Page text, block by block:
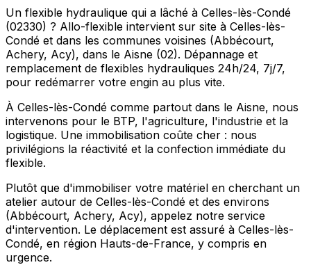
Un flexible hydraulique qui a lâché à Celles-lès-Condé
(02330) ? Allo-flexible intervient sur site à Celles-lès-
Condé et dans les communes voisines (Abbécourt,
Achery, Acy), dans le Aisne (02). Dépannage et
remplacement de flexibles hydrauliques 24h/24, 7j/7,
pour redémarrer votre engin au plus vite.
À Celles-lès-Condé comme partout dans le Aisne, nous
intervenons pour le BTP, l'agriculture, l'industrie et la
logistique. Une immobilisation coûte cher : nous
privilégions la réactivité et la confection immédiate du
flexible.
Plutôt que d'immobiliser votre matériel en cherchant un
atelier autour de Celles-lès-Condé et des environs
(Abbécourt, Achery, Acy), appelez notre service
d'intervention. Le déplacement est assuré à Celles-lès-
Condé, en région Hauts-de-France, y compris en
urgence.